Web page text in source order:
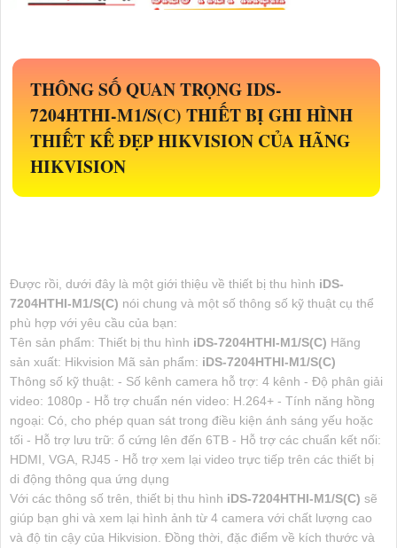
THÔNG SỐ QUAN TRỌNGIDS-
7204HTHI-M1/S(C) THIẾT BỊ GHI HÌNH
THIẾT KẾ ĐẸP HIKVISION CỦA HÃNG
HIKVISION
Được rồi, dưới đây là một giới thiệu về thiết bị thu hình iDS-
7204HTHI-M1/S(C) nói chung và một số thông số kỹ thuật cụ thể
phù hợp với yêu cầu của bạn:
Tên sản phẩm: Thiết bị thu hình iDS-7204HTHI-M1/S(C) Hãng
sản xuất: Hikvision Mã sản phẩm: iDS-7204HTHI-M1/S(C)
Thông số kỹ thuật: - Số kênh camera hỗ trợ: 4 kênh - Độ phân giải
video: 1080p - Hỗ trợ chuẩn nén video: H.264+ - Tính năng hồng
ngoại: Có, cho phép quan sát trong điều kiện ánh sáng yếu hoặc
tối - Hỗ trợ lưu trữ: ổ cứng lên đến 6TB - Hỗ trợ các chuẩn kết nối:
HDMI, VGA, RJ45 - Hỗ trợ xem lại video trực tiếp trên các thiết bị
di động thông qua ứng dụng
Với các thông số trên, thiết bị thu hình iDS-7204HTHI-M1/S(C) sẽ
giúp bạn ghi và xem lại hình ảnh từ 4 camera với chất lượng cao
và độ tin cậy của Hikvision. Đồng thời, đặc điểm về kích thước và